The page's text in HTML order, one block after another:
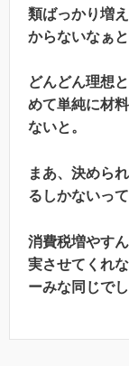
類ばっかり増
からないなぁ
どんどん理想
めて単純に材
ないと。
まあ、決めら
るしかないっ
消費税増やす
実させてくれ
ーみな同じでし